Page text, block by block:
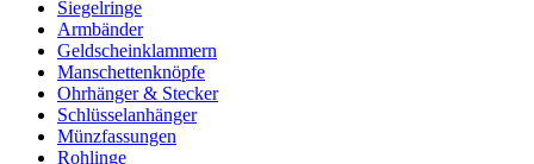
Siegelringe
Armbänder
Geldscheinklammern
Manschettenknöpfe
Ohrhänger & Stecker
Schlüsselanhänger
Münzfassungen
Rohlinge